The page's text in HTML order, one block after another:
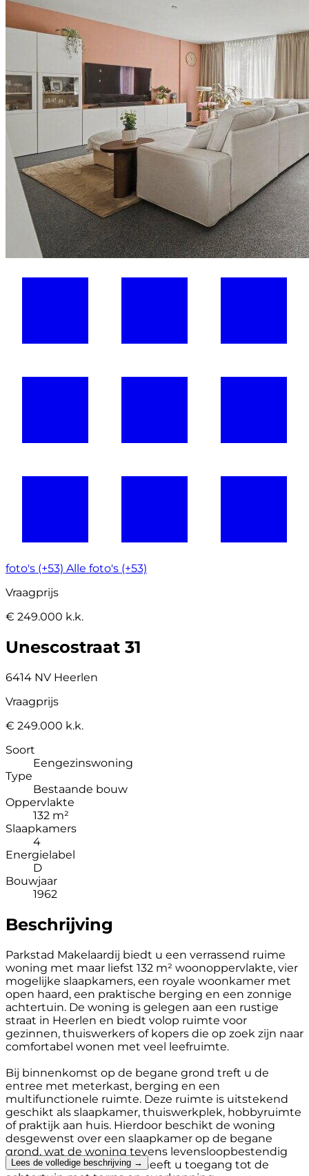
foto's (+53) Alle foto's (+53)
Vraagprijs
€ 249.000 k.k.
Unescostraat 31
6414 NV Heerlen
Vraagprijs
€ 249.000 k.k.
Soort
Eengezinswoning
Type
Bestaande bouw
Oppervlakte
132 m²
Slaapkamers
4
Energielabel
D
Bouwjaar
1962
Beschrijving
Parkstad Makelaardij biedt u een verrassend ruime
woning met maar liefst 132 m² woonoppervlakte, vier
mogelijke slaapkamers, een royale woonkamer met
open haard, een praktische berging en een zonnige
achtertuin. De woning is gelegen aan een rustige
straat in Heerlen en biedt volop ruimte voor
gezinnen, thuiswerkers of kopers die op zoek zijn naar
comfortabel wonen met veel leefruimte.
Bij binnenkomst op de begane grond treft u de
entree met meterkast, berging en een
multifunctionele ruimte. Deze ruimte is uitstekend
geschikt als slaapkamer, thuiswerkplek, hobbyruimte
of praktijk aan huis. Hierdoor beschikt de woning
desgewenst over een slaapkamer op de begane
grond, wat de woning tevens levensloopbestendig
maakt. Vanuit de entree heeft u toegang tot de
Lees de volledige beschrijving →